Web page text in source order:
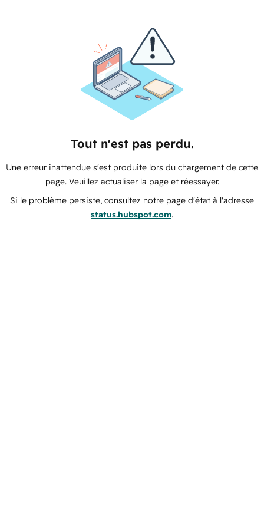
Tout n'est pas perdu.
Une erreur inattendue s'est produite lors du chargement de cette
page. Veuillez actualiser la page et réessayer.
Si le problème persiste, consultez notre page d'état à l'adresse
status.hubspot.com.